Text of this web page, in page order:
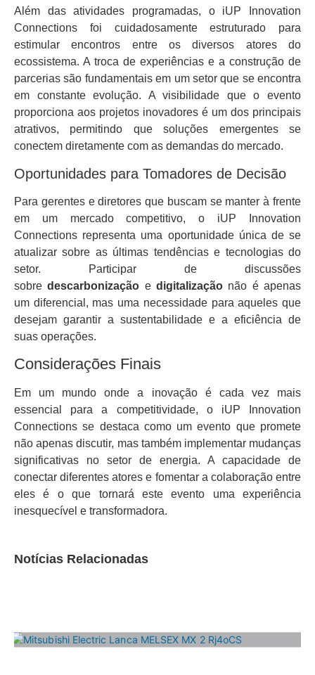
Além das atividades programadas, o iUP Innovation
Connections foi cuidadosamente estruturado para
estimular encontros entre os diversos atores do
ecossistema. A troca de experiências e a construção de
parcerias são fundamentais em um setor que se encontra
em constante evolução. A visibilidade que o evento
proporciona aos projetos inovadores é um dos principais
atrativos, permitindo que soluções emergentes se
conectem diretamente com as demandas do mercado.
Oportunidades para Tomadores de Decisão
Para gerentes e diretores que buscam se manter à frente
em um mercado competitivo, o iUP Innovation
Connections representa uma oportunidade única de se
atualizar sobre as últimas tendências e tecnologias do
setor. Participar de discussões
sobredescarbonização edigitalização não é apenas
um diferencial, mas uma necessidade para aqueles que
desejam garantir a sustentabilidade e a eficiência de
suas operações.
Considerações Finais
Em um mundo onde a inovação é cada vez mais
essencial para a competitividade, o iUP Innovation
Connections se destaca como um evento que promete
não apenas discutir, mas também implementar mudanças
significativas no setor de energia. A capacidade de
conectar diferentes atores e fomentar a colaboração entre
eles é o que tornará este evento uma experiência
inesquecível e transformadora.
Notícias Relacionadas